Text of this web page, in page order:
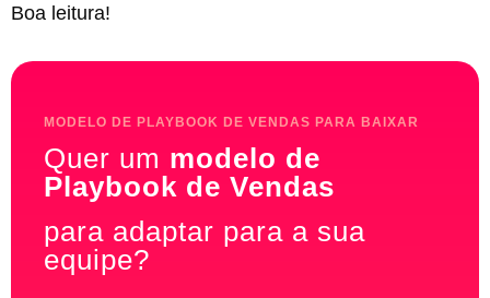
Boa leitura!
MODELO DE PLAYBOOK DE VENDAS PARA BAIXAR
Quer um modelo de
Playbook de Vendas
para adaptar para a sua
equipe?